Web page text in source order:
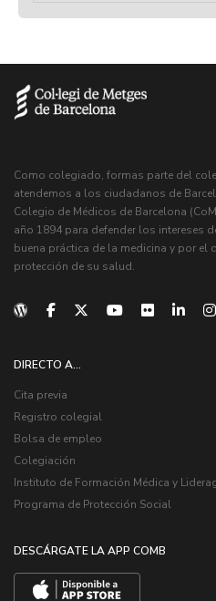
Como colegiado, formas parte del
atendemos a los ciudadanos de
Colegio de Médicos de Barcelona
año 1894 para defender los intereses
buena práctica de la medicina y por el
protección de su salud.
DIRECTO A...
Cita previa
Registro colegial
Bolsa de empleo
Colegiación
Instituto de Formación Médica y
Programa de Protección Social
DESCÁRGATE LA APP COMB